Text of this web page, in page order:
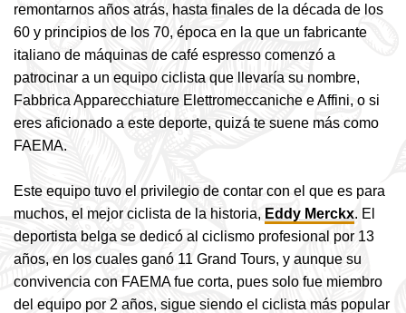
remontarnos años atrás, hasta finales de la década de los
60 y principios de los 70, época en la que un fabricante
italiano de máquinas de café espresso comenzó a
patrocinar a un equipo ciclista que llevaría su nombre,
Fabbrica Apparecchiature Elettromeccaniche e Affini, o si
eres aficionado a este deporte, quizá te suene más como
FAEMA.
Este equipo tuvo el privilegio de contar con el que es para
muchos, el mejor ciclista de la historia, Eddy Merckx. El
deportista belga se dedicó al ciclismo profesional por 13
años, en los cuales ganó 11 Grand Tours, y aunque su
convivencia con FAEMA fue corta, pues solo fue miembro
del equipo por 2 años, sigue siendo el ciclista más popular